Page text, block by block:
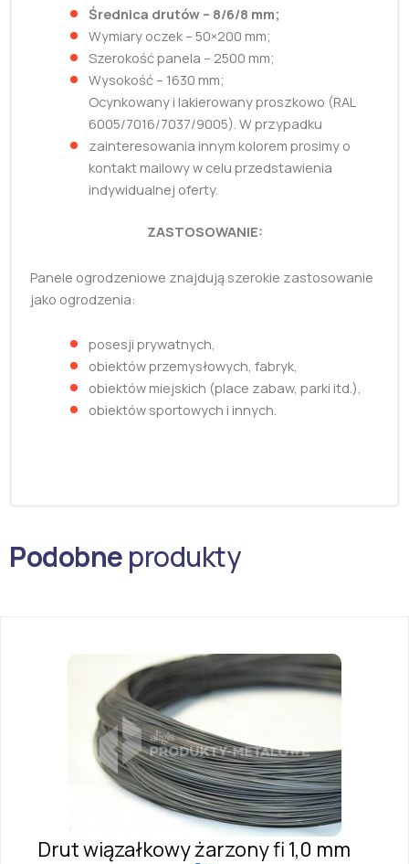
Średnica drutów – 8/6/8 mm;
Wymiary oczek – 50×200 mm;
Szerokość panela – 2500 mm;
Wysokość – 1630 mm;
Ocynkowany i lakierowany proszkowo (RAL
6005/7016/7037/9005). W przypadku
zainteresowania innym kolorem prosimy o
kontakt mailowy w celu przedstawienia
indywidualnej oferty.
ZASTOSOWANIE:
Panele ogrodzeniowe znajdują szerokie zastosowanie
jako ogrodzenia:
posesji prywatnych,
obiektów przemysłowych, fabryk,
obiektów miejskich (place zabaw, parki itd.),
obiektów sportowych i innych.
Podobneprodukty
Drut wiązałkowy żarzony fi 1,0 mm